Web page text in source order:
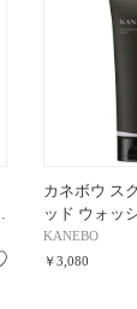
お気に入り
カネボウ ス
ッド ウォッ
KANEBO
￥3,080